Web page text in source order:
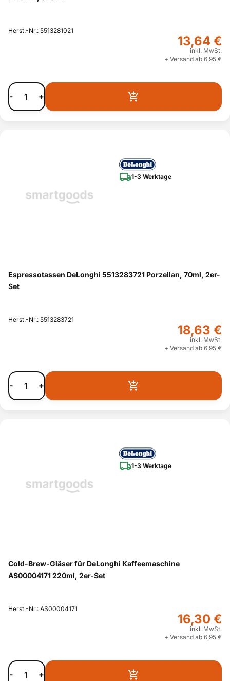
Herst.-Nr.: 5513281021
13,64 €
inkl. MwSt.
+ Versand ab 6,95 €
- +
1-3 Werktage
Espressotassen DeLonghi 5513283721 Porzellan, 70ml, 2er-
Set
Herst.-Nr.: 5513283721
18,63 €
inkl. MwSt.
+ Versand ab 6,95 €
- +
1-3 Werktage
Cold-Brew-Gläser für DeLonghi Kaffeemaschine
AS00004171 220ml, 2er-Set
Herst.-Nr.: AS00004171
16,30 €
inkl. MwSt.
+ Versand ab 6,95 €
- +